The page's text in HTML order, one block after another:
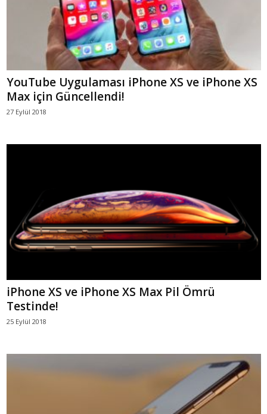
YouTube Uygulaması iPhone XS ve iPhone XS
Max için Güncellendi!
27 Eylül 2018
iPhone XS ve iPhone XS Max Pil Ömrü
Testinde!
25 Eylül 2018